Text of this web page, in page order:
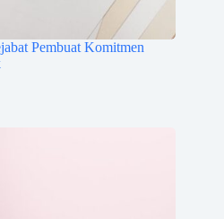
Pembuat Komitmen